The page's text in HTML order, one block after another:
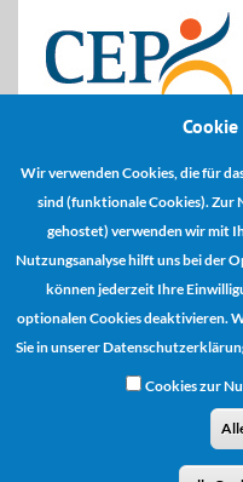
Wir verwenden Cookies, die für
sind (funktionale Cookies). Zur
gehostet) verwenden wir mit
Nutzungsanalyse hilft uns bei der
können jederzeit Ihre
optionalen Cookies deaktivieren.
Sie in unserer
Cookies zur
Kooperationspartner:
AGB